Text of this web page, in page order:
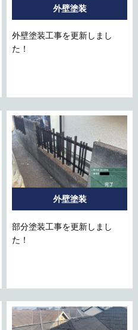
外壁塗装
外壁塗装工事を更新しまし
た！
外壁塗装
部分塗装工事を更新しまし
た！